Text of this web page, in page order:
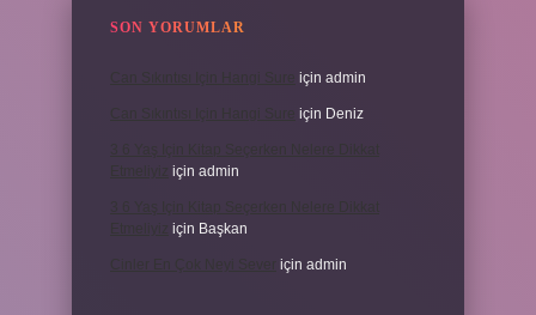
SON YORUMLAR
için admin
için Deniz
için admin
için Başkan
için admin